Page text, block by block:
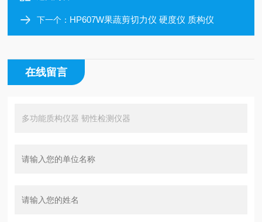
下一个： HP607W果蔬剪切力仪 硬度仪 质构仪
在线留言